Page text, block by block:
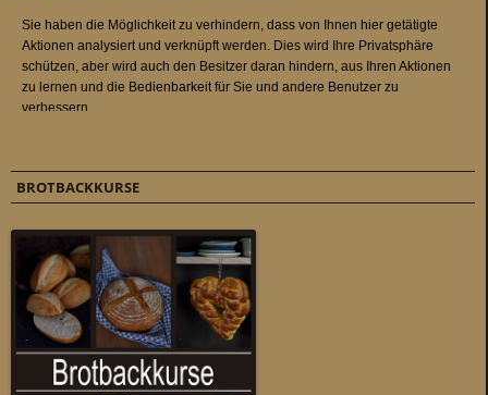
BROTBACKKURSE